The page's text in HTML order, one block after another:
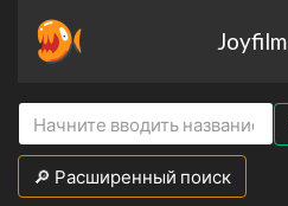
Joyfilm
🔎 Расширенный поиск